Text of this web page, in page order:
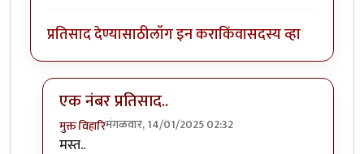
प्रतिसाद देण्यासाठीलॉग इन कराकिंवासदस्य व्हा
एक नंबर प्रतिसाद..
मुक्त विहारिमंगळवार, 14/01/2025 02:32
In reply to
मस्त..